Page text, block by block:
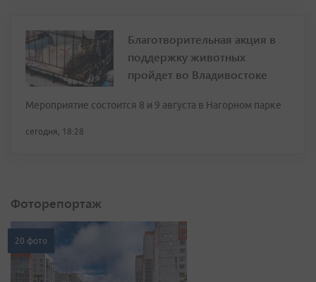
Благотворительная акция в
поддержку животных
пройдет во Владивостоке
Мероприятие состоится 8 и 9 августа в Нагорном парке
сегодня, 18:28
Фоторепортаж
20 фото